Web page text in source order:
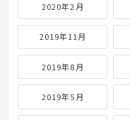
2020年2月
2019年11月
2019年8月
2019年5月